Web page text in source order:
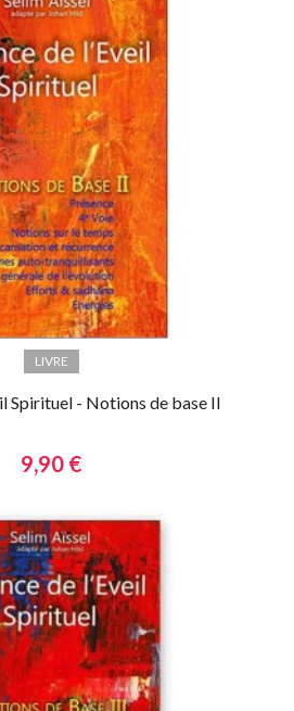
LIVRE
Spirituel - Notions de base II
9,90 €